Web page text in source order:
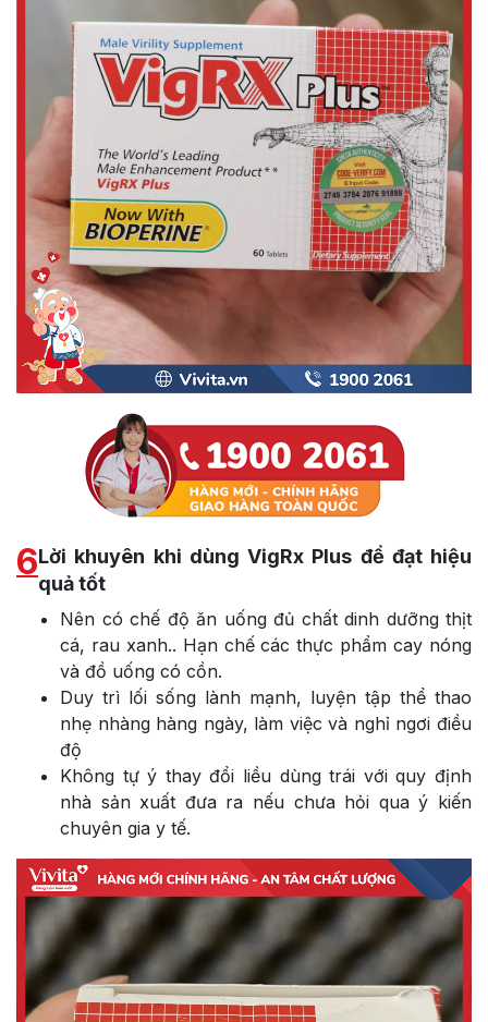
6Lời khuyên khi dùng VigRx Plus để đạt hiệu
quả tốt
Nên có chế độ ăn uống đủ chất dinh dưỡng thịt
cá, rau xanh.. Hạn chế các thực phẩm cay nóng
và đồ uống có cồn.
Duy trì lối sống lành mạnh, luyện tập thể thao
nhẹ nhàng hàng ngày, làm việc và nghỉ ngơi điều
độ
Không tự ý thay đổi liều dùng trái với quy định
nhà sản xuất đưa ra nếu chưa hỏi qua ý kiến
chuyên gia y tế.